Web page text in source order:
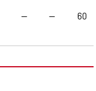
-- -- 60